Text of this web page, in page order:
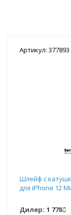
Артикул: 377893
Шлейф с
для iPhone 12
Дилер: 1 778